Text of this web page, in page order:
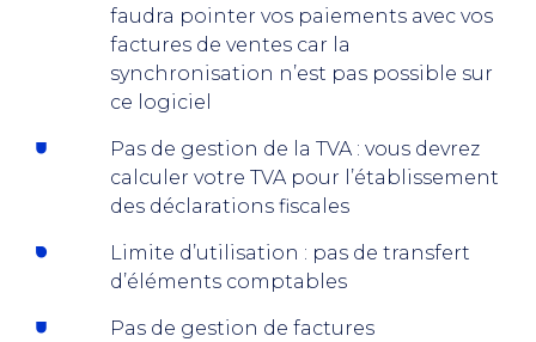
faudra pointer vos paiements avec vos
factures de ventes car la
synchronisation n’est pas possible sur
ce logiciel
Pas de gestion de la TVA : vous devrez
calculer votre TVA pour l’établissement
des déclarations fiscales
Limite d’utilisation : pas de transfert
d’éléments comptables
Pas de gestion de factures